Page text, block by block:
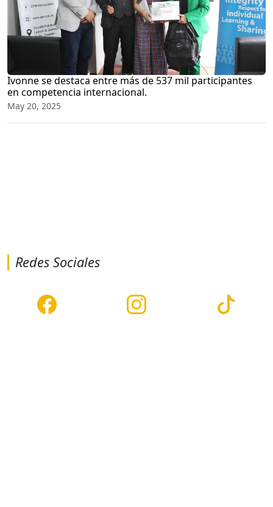
Ivonne se destaca entre más de 537 mil participantes
en competencia internacional.
May 20, 2025
Redes Sociales